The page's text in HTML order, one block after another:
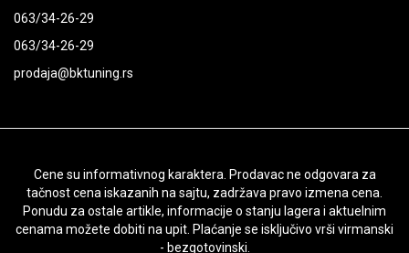
063/34-26-29
063/34-26-29
prodaja@bktuning.rs
Cene su informativnog karaktera. Prodavac ne odgovara za
tačnost cena iskazanih na sajtu, zadržava pravo izmena cena.
Ponudu za ostale artikle, informacije o stanju lagera i aktuelnim
cenama možete dobiti na upit. Plaćanje se isključivo vrši virmanski
- bezgotovinski.